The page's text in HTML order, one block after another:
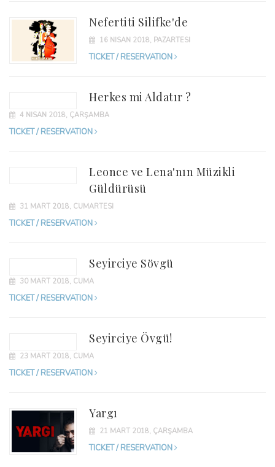
Nefertiti Silifke'de
16 NISAN 2018, PAZARTESI
TICKET / RESERVATION
Herkes mi Aldatır ?
4 NISAN 2018, ÇARŞAMBA
TICKET / RESERVATION
Leonce ve Lena'nın Müzikli
Güldürüsü
31 MART 2018, CUMARTESI
TICKET / RESERVATION
Seyirciye Sövgü
30 MART 2018, CUMA
TICKET / RESERVATION
Seyirciye Övgü!
23 MART 2018, CUMA
TICKET / RESERVATION
Yargı
21 MART 2018, ÇARŞAMBA
TICKET / RESERVATION